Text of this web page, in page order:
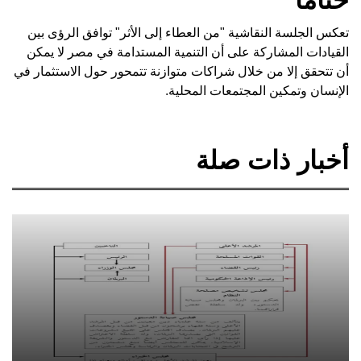
تعكس الجلسة النقاشية "من العطاء إلى الأثر" توافق الرؤى بين
القيادات المشاركة على أن التنمية المستدامة في مصر لا يمكن
أن تتحقق إلا من خلال شراكات متوازنة تتمحور حول الاستثمار في
الإنسان وتمكين المجتمعات المحلية.
أخبار ذات صلة